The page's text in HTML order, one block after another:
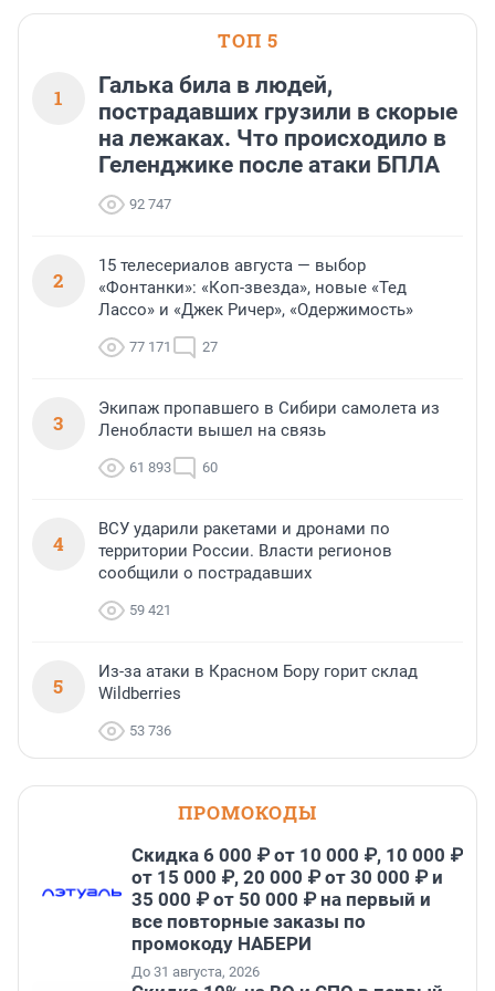
ТОП 5
1
Галька била в людей,
пострадавших грузили в скорые
на лежаках. Что происходило в
Геленджике после атаки БПЛА
92 747
2
15 телесериалов августа — выбор
«Фонтанки»: «Коп-звезда», новые «Тед
Лассо» и «Джек Ричер», «Одержимость»
77 171 27
3
Экипаж пропавшего в Сибири самолета из
Ленобласти вышел на связь
61 893 60
4
ВСУ ударили ракетами и дронами по
территории России. Власти регионов
сообщили о пострадавших
59 421
5
Из-за атаки в Красном Бору горит склад
Wildberries
53 736
ПРОМОКОДЫ
Скидка 6 000 ₽ от 10 000 ₽, 10 000 ₽
от 15 000 ₽, 20 000 ₽ от 30 000 ₽ и
35 000 ₽ от 50 000 ₽ на первый и
все повторные заказы по
промокоду НАБЕРИ
До 31 августа, 2026